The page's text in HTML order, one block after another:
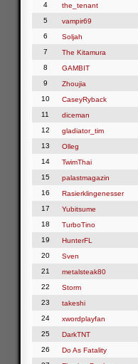
4
the_tenant
5
vampir69
6
Soljah
7
The Kitamura
8
GAMBIT
9
Zhoujia
10
CaseyRyback
11
diceman
12
gladiator_tim
13
Olleg
14
TwimThai
15
palastmagazin
16
Rasierklingenesser
17
Yubitsume
18
TurboTino
19
HunterFL
20
Sven
21
metalsteak80
22
Storm
23
takeshi
24
xwordplayfan
25
DarkTNT
26
Do As Fatality